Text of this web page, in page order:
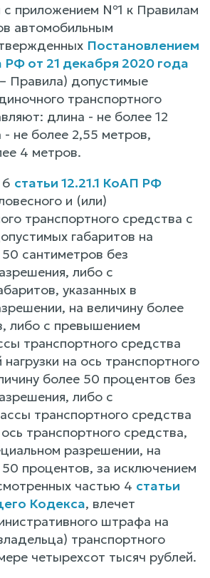
с приложением №1 к Правилам
автомобильным
Постановлением
РФ от 21 декабря 2020 года
Правила) допустимые
транспортного
длина - не более 12
не более 2,55 метров,
4 метров.
6 статьи 12.21.1 КоАП РФ
и (или)
транспортного средства с
габаритов на
сантиметров без
либо с
указанных в
на величину более
либо с превышением
транспортного средства
на ось транспортного
более 50 процентов без
либо с
транспортного средства
ось транспортного средства,
разрешении, на
процентов, за исключением
частью 4 статьи
Кодекса, влечет
штрафа на
транспортного
четырехсот тысяч рублей.